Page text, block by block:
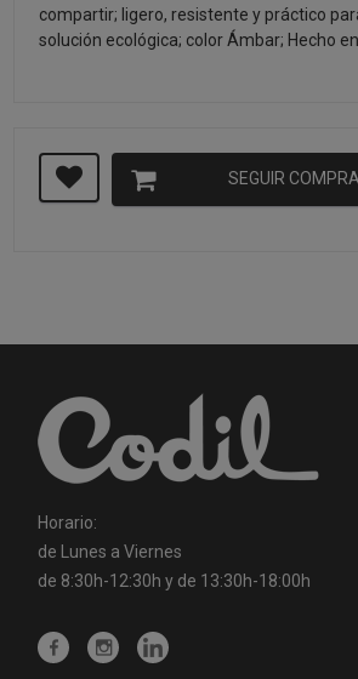
compartir; ligero, resistente y práctico
solución ecológica; color Ámbar; Hecho en
SEGUIR
Horario:
de Lunes a Viernes
de 8:30h-12:30h y de 13:30h-18:00h